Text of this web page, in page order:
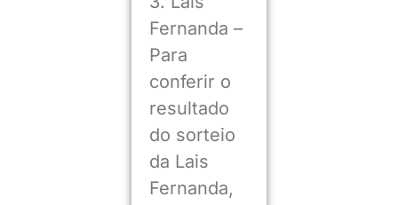
Fernanda –
Para
conferir o
resultado
do sorteio
da Lais
Fernanda,